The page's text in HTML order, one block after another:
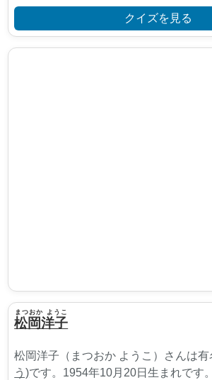
クイズを見る
松岡洋子
まつおか ようこ
松岡洋子（まつおか ようこ）さんは有
う)です。1954年10月20日生まれです。